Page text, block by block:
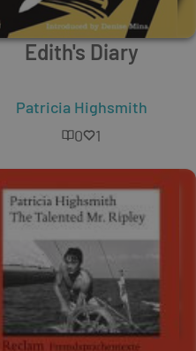
,Jack Ritchie
Edith's Diary
Patricia Highsmith
0
1